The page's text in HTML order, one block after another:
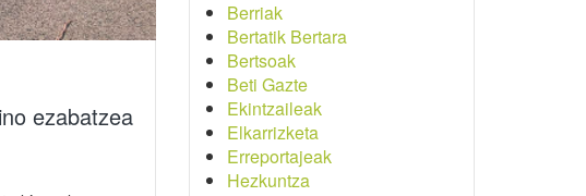
ezabatzea
Berriak
Bertatik Bertara
Bertsoak
Beti Gazte
Ekintzaileak
Elkarrizketa
Erreportajeak
Hezkuntza